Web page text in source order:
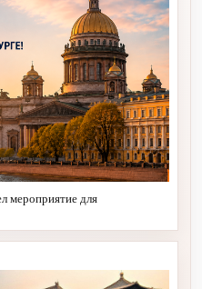
мероприятие для